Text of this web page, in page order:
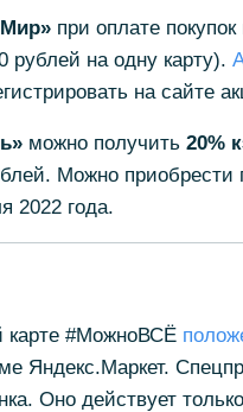
при оплате
на одну карту).
на сайте
можно получить 20%
Можно приобрести
2022 года.
карте #МожноВСЁ
Яндекс.Маркет.
Оно действует